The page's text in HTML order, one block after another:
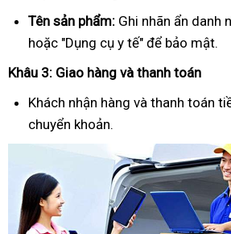
Tên sản phẩm: Ghi nhãn ẩn danh
hoặc "Dụng cụ y tế" để bảo mật.
Khâu 3: Giao hàng và thanh toán
Khách nhận hàng và thanh toán
chuyển khoản.